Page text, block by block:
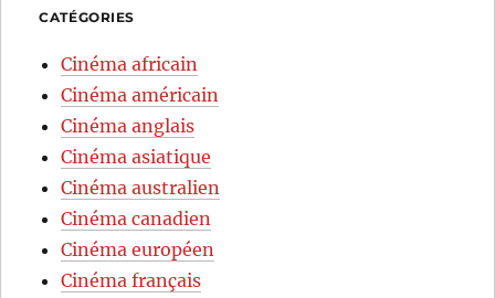
CATÉGORIES
Cinéma africain
Cinéma américain
Cinéma anglais
Cinéma asiatique
Cinéma australien
Cinéma canadien
Cinéma européen
Cinéma français